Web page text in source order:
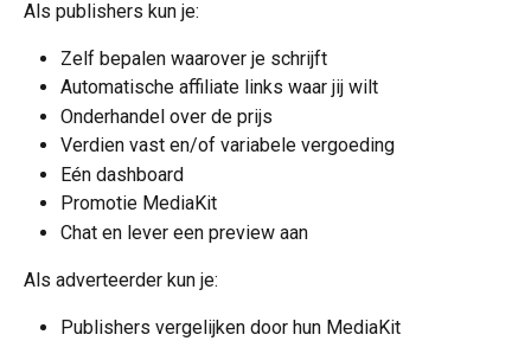
Als publishers kun je:
Zelf bepalen waarover je schrijft
Automatische affiliate links waar jij wilt
Onderhandel over de prijs
Verdien vast en/of variabele vergoeding
Eén dashboard
Promotie MediaKit
Chat en lever een preview aan
Als adverteerder kun je:
Publishers vergelijken door hun MediaKit